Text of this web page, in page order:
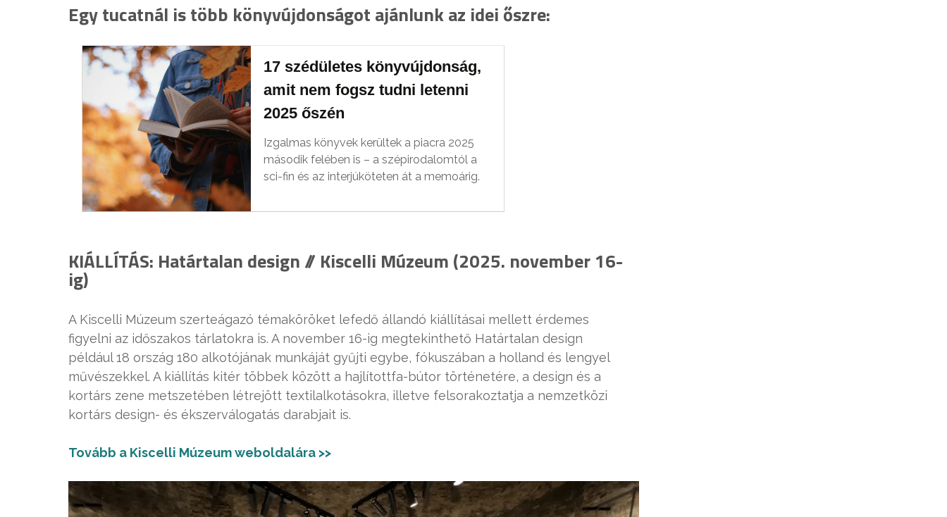
Egy tucatnál is több könyvújdonságot ajánlunk az idei őszre:
17 szédületes könyvújdonság,
amit nem fogsz tudni letenni
2025 őszén
Izgalmas könyvek kerültek a piacra 2025
második felében is – a szépirodalomtól a
sci-fin és az interjúköteten át a memoárig.
KIÁLLÍTÁS: Határtalan design // Kiscelli Múzeum (2025. november 16-
ig)
A Kiscelli Múzeum szerteágazó témaköröket lefedő állandó kiállításai mellett érdemes
figyelni az időszakos tárlatokra is. A november 16-ig megtekinthető Határtalan design
például 18 ország 180 alkotójának munkáját gyűjti egybe, fókuszában a holland és lengyel
művészekkel. A kiállítás kitér többek között a hajlítottfa-bútor történetére, a design és a
kortárs zene metszetében létrejött textilalkotásokra, illetve felsorakoztatja a nemzetközi
kortárs design- és ékszerválogatás darabjait is.
Tovább a Kiscelli Múzeum weboldalára >>